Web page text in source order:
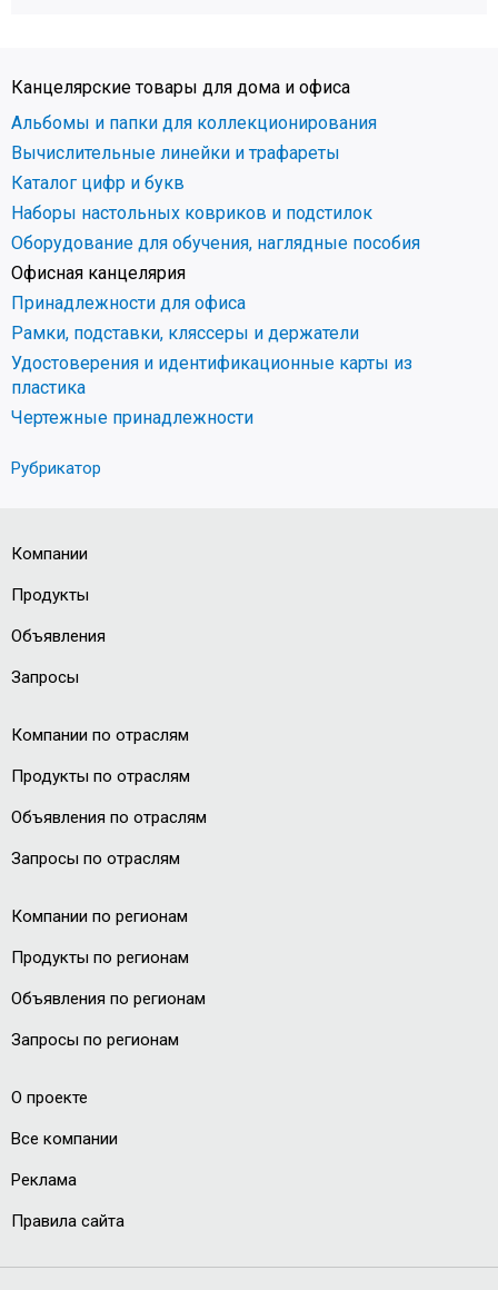
Канцелярские товары для дома и офиса
Альбомы и папки для коллекционирования
Вычислительные линейки и трафареты
Каталог цифр и букв
Наборы настольных ковриков и подстилок
Оборудование для обучения, наглядные пособия
Офисная канцелярия
Принадлежности для офиса
Рамки, подставки, кляссеры и держатели
Удостоверения и идентификационные карты из
пластика
Чертежные принадлежности
Рубрикатор
Компании
Продукты
Объявления
Запросы
Компании по отраслям
Продукты по отраслям
Объявления по отраслям
Запросы по отраслям
Компании по регионам
Продукты по регионам
Объявления по регионам
Запросы по регионам
О проекте
Все компании
Реклама
Правила сайта